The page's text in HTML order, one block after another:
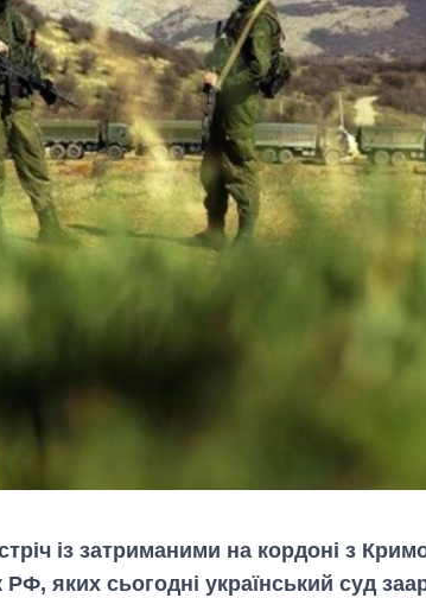
із затриманими на кордоні з
яких сьогодні український суд